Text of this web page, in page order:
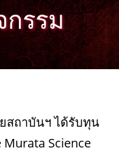
รรม
สถาบันฯ ได้รับทุน
Science